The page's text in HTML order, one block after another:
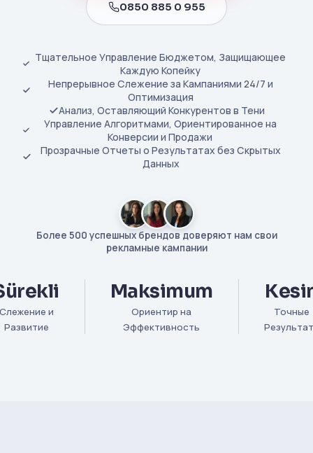
0850 885 0 955
Тщательное Управление Бюджетом, Защищающее
Каждую Копейку
Непрерывное Слежение за Кампаниями 24/7 и
Оптимизация
Анализ, Оставляющий Конкурентов в Тени
Управление Алгоритмами, Ориентированное на
Конверсии и Продажи
Прозрачные Отчеты о Результатах без Скрытых
Данных
Более 500 успешных брендов доверяют нам свои
рекламные кампании
и
Развитие
Maksimum
Ориентир на
Эффективность
Точные